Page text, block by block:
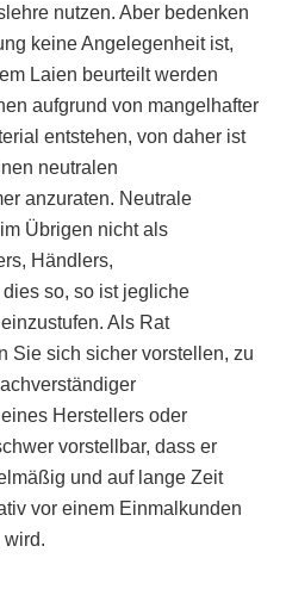
nutzen. Aber bedenken
keine Angelegenheit ist,
Laien beurteilt werden
aufgrund von mangelhafter
entstehen, von daher ist
neutralen
anzuraten. Neutrale
Übrigen nicht als
Händlers,
so, so ist jegliche
Als Rat
Sie sich sicher vorstellen, zu
Herstellers oder
vorstellbar, dass er
und auf lange Zeit
vor einem Einmalkunden
wird.